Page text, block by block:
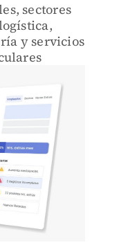
sectores
y servicios